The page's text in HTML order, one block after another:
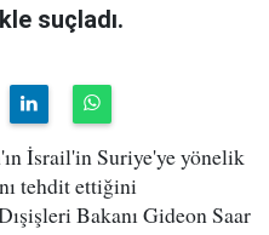
suçladı.
İsrail'in Suriye'ye yönelik
tehdit ettiğini
Bakanı Gideon Saar